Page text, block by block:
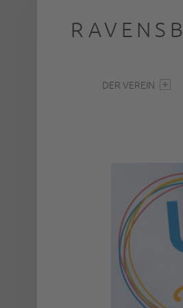
DER VEREIN